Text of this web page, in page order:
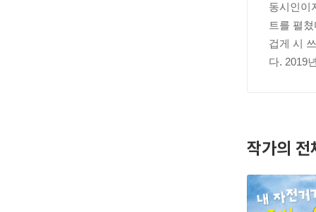
동시인이
트를 펼
겁게 시
다. 2019
작가의 전